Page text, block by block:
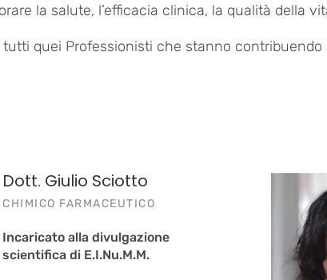
la salute, l’efficacia clinica, la qualità della
quei Professionisti che stanno
Dott. Giulio Sciotto
CHIMICO FARMACEUTICO
Incaricato alla divulgazione
scientifica di E.I.Nu.M.M.